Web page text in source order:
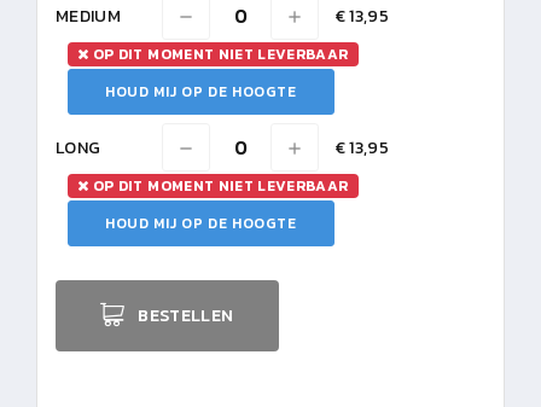
MEDIUM € 13,95
OP DIT MOMENT NIET LEVERBAAR
HOUD MIJ OP DE HOOGTE
LONG € 13,95
OP DIT MOMENT NIET LEVERBAAR
HOUD MIJ OP DE HOOGTE
BESTELLEN